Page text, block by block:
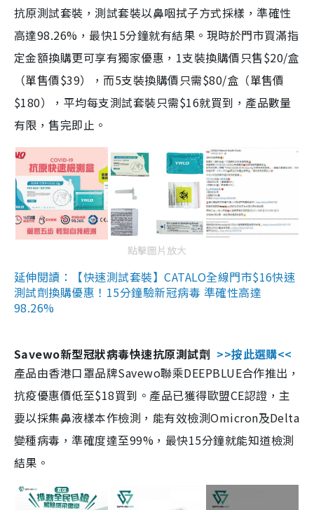
抗原測試套裝，測試套裝以鼻咽拭子方式採樣，準確性
高達98.26%，最快15分鐘就有結果。現時於門市買滿指
定金額換購更可享有獨家優惠，1支裝換購價只售$20/盒
（單售價$39），而5支裝換購價只需$80/盒（單售價
$180），平均每支測試套裝只需$16就買到，產品數量
有限，售完即止。
點擊圖片放大
延伸閱讀：【快速測試套裝】CATALO全線門市$16快速
測試劑換購優惠！15分鐘驗新冠病毒 準確性高達
98.26%
Savewo新型冠狀病毒快速抗原測試劑 >>按此選購<<
產品由香港口罩品牌Savewo聯乘DEEPBLUE合作推出，
抗疫優惠價低至$18買到。產品已獲得歐盟CE認證，主
要以採集鼻液樣本作檢測，能有效檢測Omicron及Delta
變種病毒，準確度達至99%，最快15分鐘就能知道檢測
結果。